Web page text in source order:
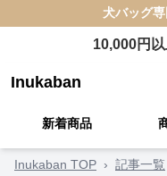
犬バッグ
10,000円
Inukaban
新着商品
Inukaban TOP › 記事一覧